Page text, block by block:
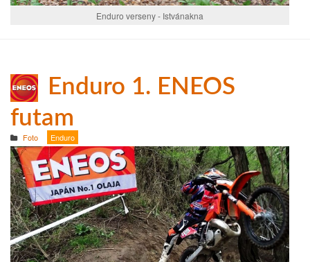
Enduro verseny - Istvánakna
Enduro 1. ENEOS
futam
Foto Enduro